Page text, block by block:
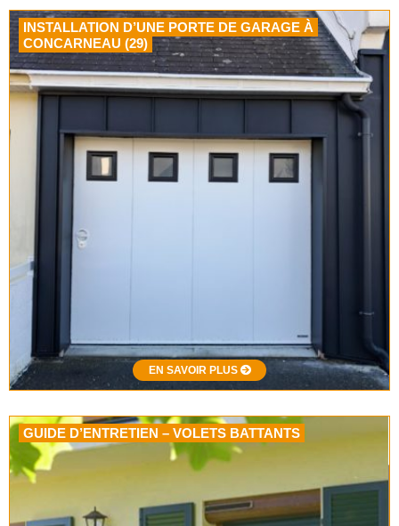
INSTALLATION D’UNE PORTE DE GARAGE À
CONCARNEAU (29)
EN SAVOIR PLUS
GUIDE D’ENTRETIEN – VOLETS BATTANTS